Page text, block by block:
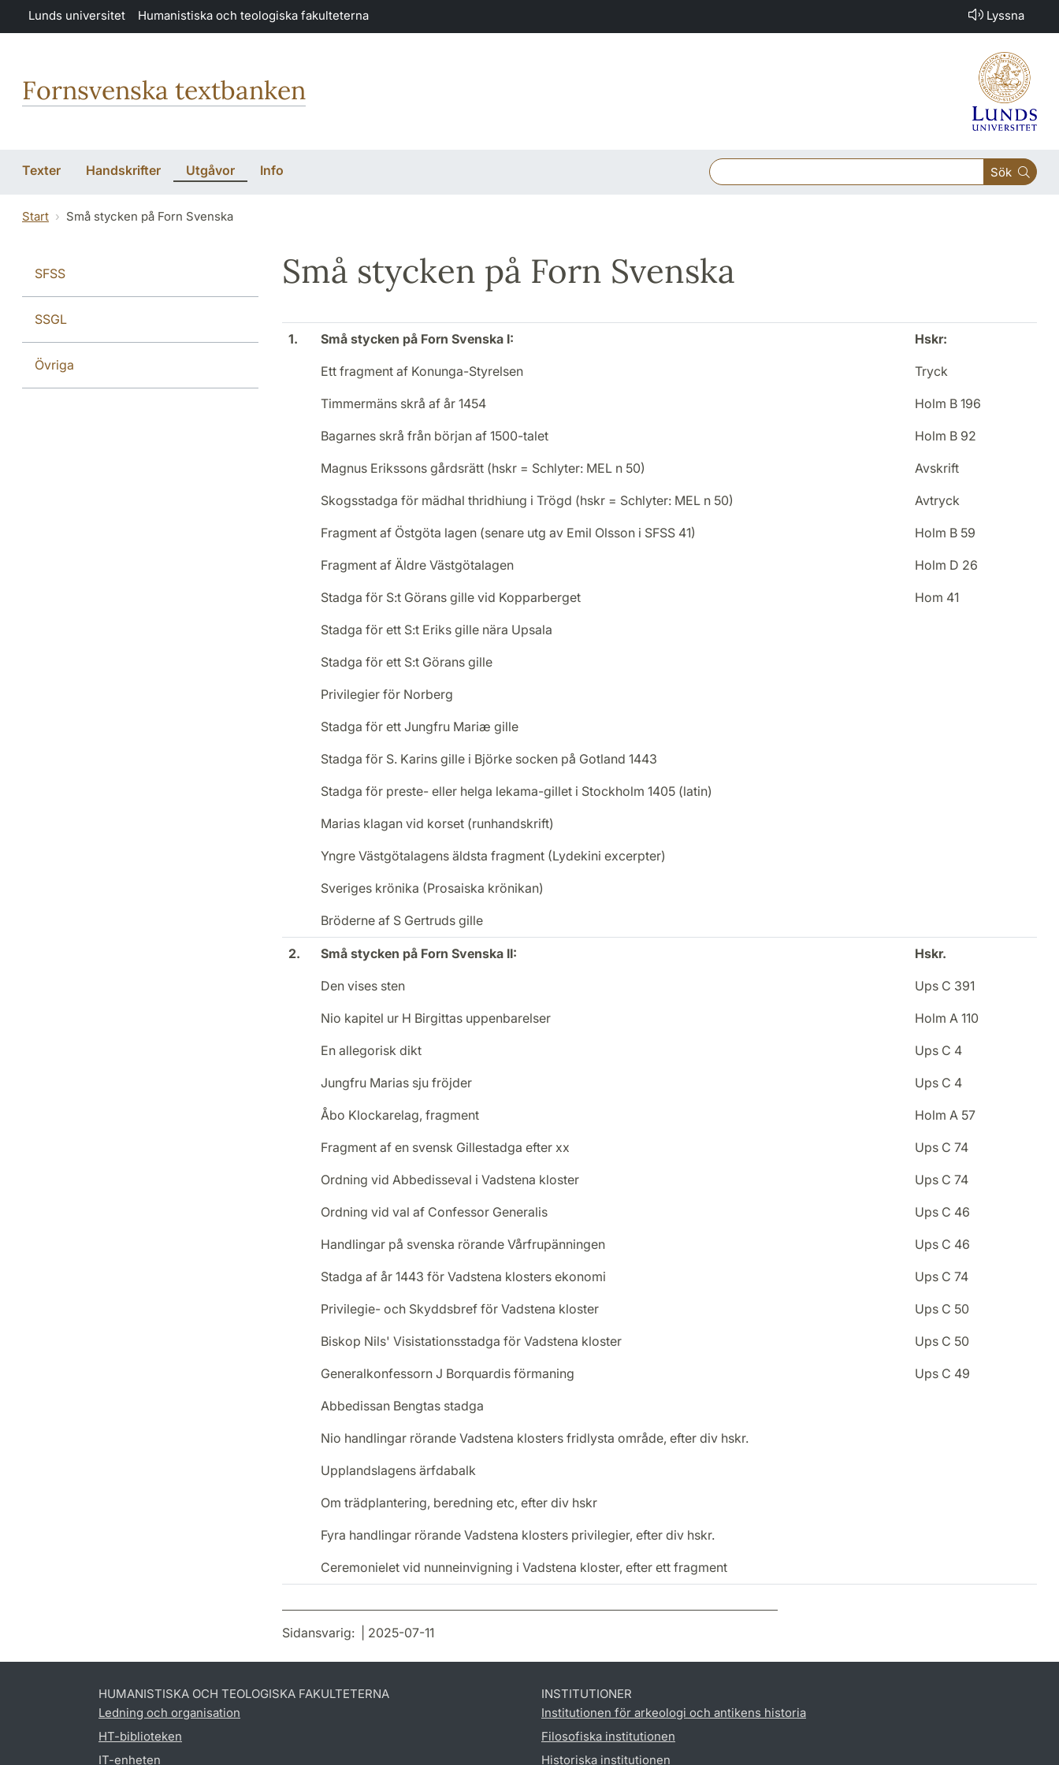
Hoppa till huvudinnehåll
Lunds universitet Humanistiska och teologiska fakulteterna Lyssna
Fornsvenska textbanken
Texter Handskrifter Utgåvor Info Sök
Start Små stycken på Forn Svenska
SFSS
SSGL
Övriga
Små stycken på Forn Svenska
1. Små stycken på Forn Svenska I:
Ett fragment af Konunga-Styrelsen
Timmermäns skrå af år 1454
Bagarnes skrå från början af 1500-talet
Magnus Erikssons gårdsrätt (hskr = Schlyter: MEL n 50)
Skogsstadga för mädhal thridhiung i Trögd (hskr = Schlyter: MEL n 50)
Fragment af Östgöta lagen (senare utg av Emil Olsson i SFSS 41)
Fragment af Äldre Västgötalagen
Stadga för S:t Görans gille vid Kopparberget
Stadga för ett S:t Eriks gille nära Upsala
Stadga för ett S:t Görans gille
Privilegier för Norberg
Stadga för ett Jungfru Mariæ gille
Stadga för S. Karins gille i Björke socken på Gotland 1443
Stadga för preste- eller helga lekama-gillet i Stockholm 1405 (latin)
Marias klagan vid korset (runhandskrift)
Yngre Västgötalagens äldsta fragment (Lydekini excerpter)
Sveriges krönika (Prosaiska krönikan)
Bröderne af S Gertruds gille
Hskr:
Tryck
Holm B 196
Holm B 92
Avskrift
Avtryck
Holm B 59
Holm D 26
Hom 41
2. Små stycken på Forn Svenska II:
Den vises sten
Nio kapitel ur H Birgittas uppenbarelser
En allegorisk dikt
Jungfru Marias sju fröjder
Åbo Klockarelag, fragment
Fragment af en svensk Gillestadga efter xx
Ordning vid Abbedisseval i Vadstena kloster
Ordning vid val af Confessor Generalis
Handlingar på svenska rörande Vårfrupänningen
Stadga af år 1443 för Vadstena klosters ekonomi
Privilegie- och Skyddsbref för Vadstena kloster
Biskop Nils' Visistationsstadga för Vadstena kloster
Generalkonfessorn J Borquardis förmaning
Abbedissan Bengtas stadga
Nio handlingar rörande Vadstena klosters fridlysta område, efter div hskr.
Upplandslagens ärfdabalk
Om trädplantering, beredning etc, efter div hskr
Fyra handlingar rörande Vadstena klosters privilegier, efter div hskr.
Ceremonielet vid nunneinvigning i Vadstena kloster, efter ett fragment
Hskr.
Ups C 391
Holm A 110
Ups C 4
Ups C 4
Holm A 57
Ups C 74
Ups C 74
Ups C 46
Ups C 46
Ups C 74
Ups C 50
Ups C 50
Ups C 49
Sidansvarig: | 2025-07-11
HUMANISTISKA OCH TEOLOGISKA FAKULTETERNA
Ledning och organisation
HT-biblioteken
IT-enheten
INSTITUTIONER
Institutionen för arkeologi och antikens historia
Filosofiska institutionen
Historiska institutionen